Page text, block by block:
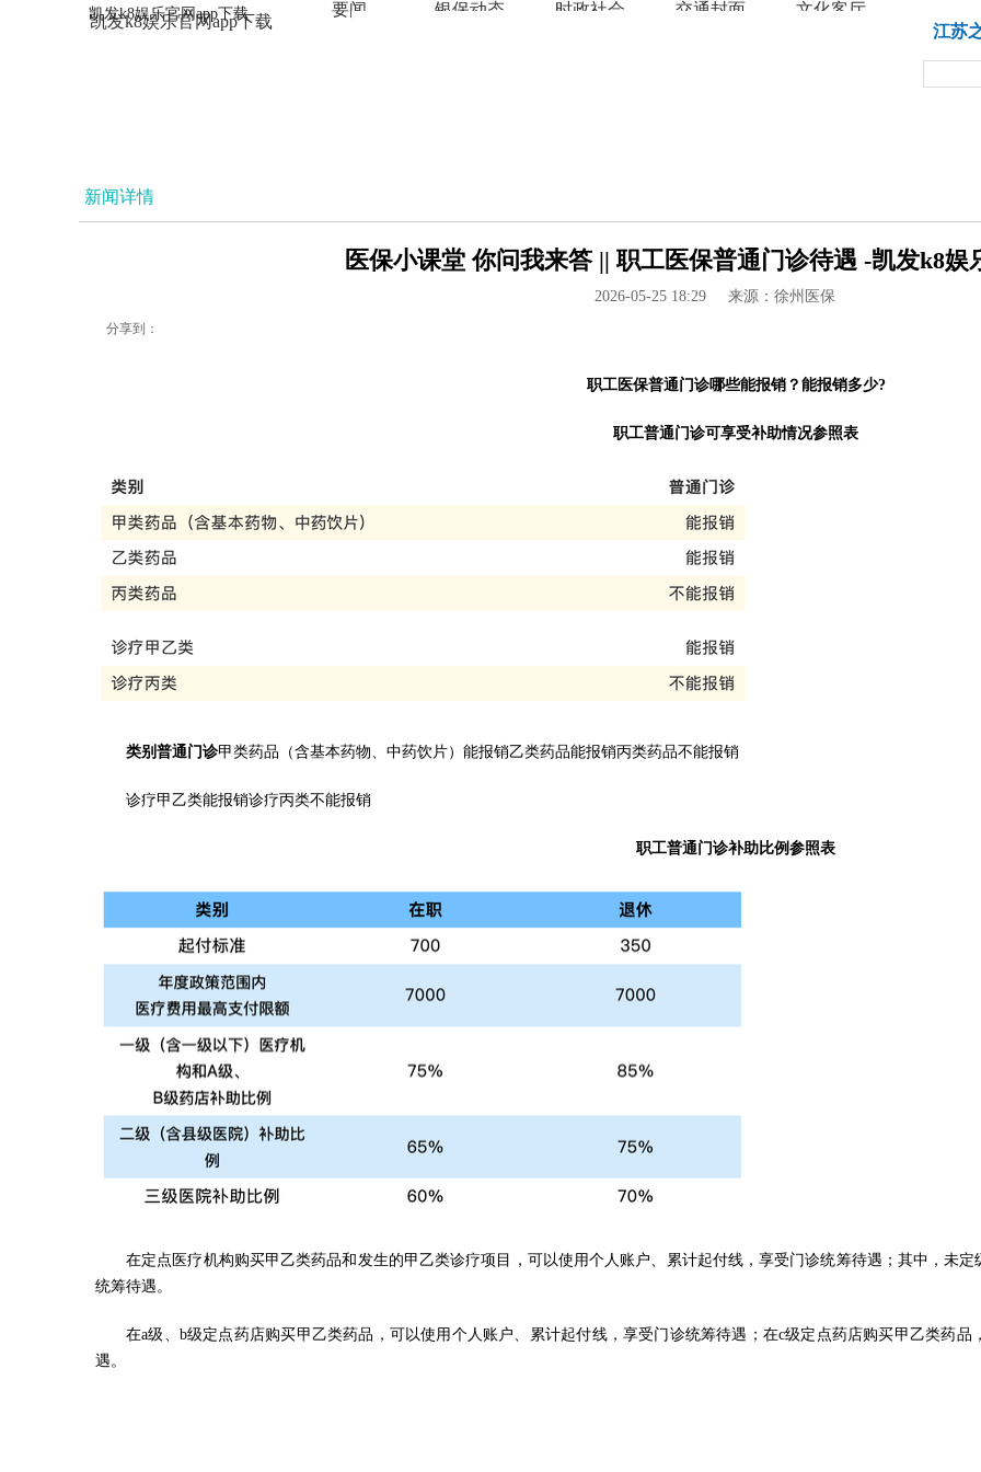
凯发k8娱乐官网app下载
凯发k8娱乐官网app下载
要闻 银保动态 时政社会 交通封面 文化客厅
江苏
新闻详情
医保小课堂 你问我来答 || 职工医保普通门诊待遇 -凯发k8娱
2026-05-25 18:29 来源：徐州医保
分享到：
职工医保普通门诊哪些能报销？能报销多少?
职工普通门诊可享受补助情况参照表
类别普通门诊甲类药品（含基本药物、中药饮片）能报销乙类药品能报销丙类药品不能报销
诊疗甲乙类能报销诊疗丙类不能报销
职工普通门诊补助比例参照表
在定点医疗机构购买甲乙类药品和发生的甲乙类诊疗项目，可以使用个人账户、累计起付线，享受门诊统筹待遇；其中，未
统筹待遇。
在a级、b级定点药店购买甲乙类药品，可以使用个人账户、累计起付线，享受门诊统筹待遇；在c级定点药店购买甲乙类药
遇。